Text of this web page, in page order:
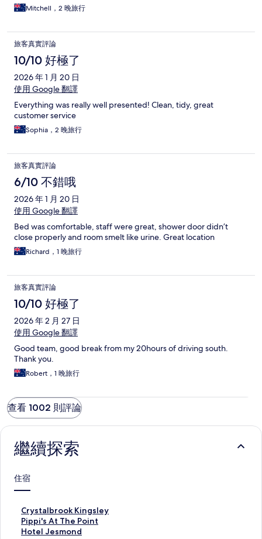
Mitchell，2 晚旅行
旅客真實評論
10/10 好極了
2026 年 1 月 20 日
使用 Google 翻譯
Everything was really well presented! Clean, tidy, great
customer service
Sophia，2 晚旅行
旅客真實評論
6/10 不錯哦
2026 年 1 月 20 日
使用 Google 翻譯
Bed was comfortable, staff were great, shower door didn’t
close properly and room smelt like urine. Great location
Richard，1 晚旅行
旅客真實評論
10/10 好極了
2026 年 2 月 27 日
使用 Google 翻譯
Good team, good break from my 20hours of driving south.
Thank you.
Robert，1 晚旅行
查看 1002 則評論
繼續探索
住宿
Crystalbrook Kingsley
C
r
y
Pippi's At The Point
P
iHotel Jesmond
H